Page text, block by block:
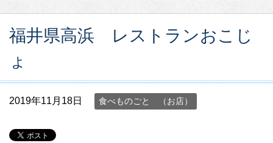
福井県高浜 レストランおこじ
ょ
2019年11月18日 食べものごと （お店）